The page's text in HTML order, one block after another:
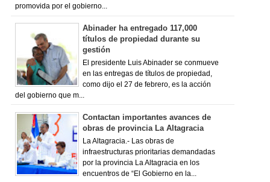
promovida por el gobierno...
Abinader ha entregado 117,000
títulos de propiedad durante su
gestión
El presidente Luis Abinader se conmueve
en las entregas de títulos de propiedad,
como dijo el 27 de febrero, es la acción
del gobierno que m...
Contactan importantes avances de
obras de provincia La Altagracia
La Altagracia.- Las obras de
infraestructuras prioritarias demandadas
por la provincia La Altagracia en los
encuentros de “El Gobierno en la...